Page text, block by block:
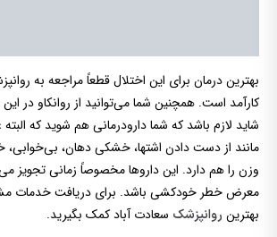
بهترین درمان برای این اختلال قطعاً مراجعه به
کارآمد است. همچنین شما می‌توانید از روانکاو در
شاید لازم باشد که شما دارودرمانی هم شوید که
مانند از دست دادن اشتها، خشکی دهان، بی‌خوابی،
وزن را هم دارد. این داروها مخصوصاً زمانی تجویز
معرض خطر خودکشی باشد. برای دریافت خدمات
بهترین روانپزشک سعادت آباد کمک بگیرید.